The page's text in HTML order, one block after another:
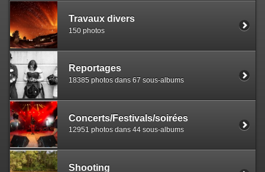
Travaux divers
150 photos
Reportages
18385 photos dans 67 sous-albums
Concerts/Festivals/soirées
12951 photos dans 44 sous-albums
Shooting